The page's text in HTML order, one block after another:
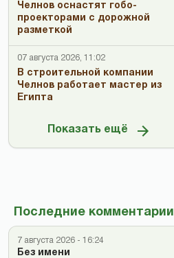
Челнов оснастят гобо-
проекторами с дорожной
разметкой
07 августа 2026, 11:02
В строительной компании
Челнов работает мастер из
Египта
Показать ещё
Последние комментарии
7 августа 2026 - 16:24
Без имени